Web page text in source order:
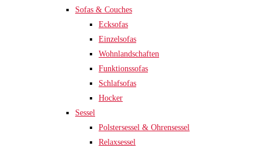
Sofas & Couches
Ecksofas
Einzelsofas
Wohnlandschaften
Funktionssofas
Schlafsofas
Hocker
Sessel
Polstersessel & Ohrensessel
Relaxsessel